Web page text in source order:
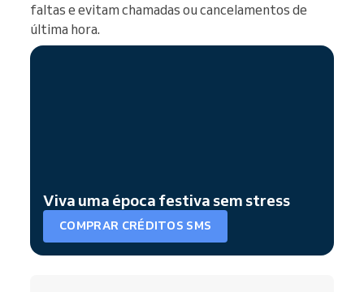
faltas e evitam chamadas ou cancelamentos de
última hora.
Viva uma época festiva sem stress
COMPRAR CRÉDITOS SMS